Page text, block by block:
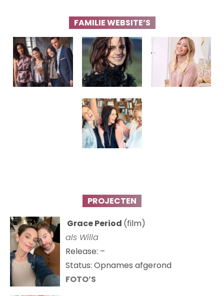
FAMILIE WEBSITE’S
PROJECTEN
Grace Period (film)
als Willa
Release: –
Status: Opnames afgerond
FOTO’S